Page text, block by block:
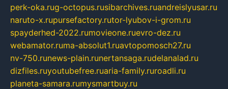
perk-oka.rug-octopus.rusibarchives.ruandreislyusar.ru
naruto-x.rupursefactory.rutor-lyubov-i-grom.ru
spayderhed-2022.rumovieone.ruevro-dez.ru
webamator.ruma-absolut1.ruavtopomosch27.ru
nv-750.runews-plain.runertansaga.rudelanalad.ru
dizfiles.ruyoutubefree.ruaria-family.ruroadli.ru
planeta-samara.rumysmartbuy.ru